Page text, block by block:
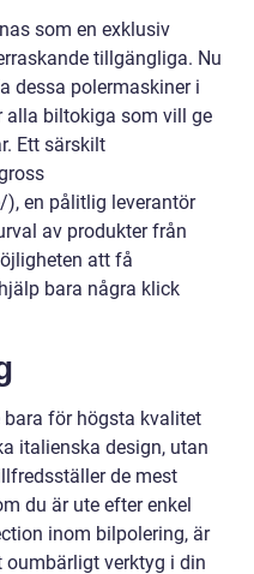
som en exklusiv
tillgängliga. Nu
dessa polermaskiner i
alla biltokiga som vill ge
Ett särskilt
en pålitlig leverantör
av produkter från
att få
bara några klick
bara för högsta kvalitet
italienska design, utan
de mest
du är ute efter enkel
inom bilpolering, är
oumbärligt verktyg i din